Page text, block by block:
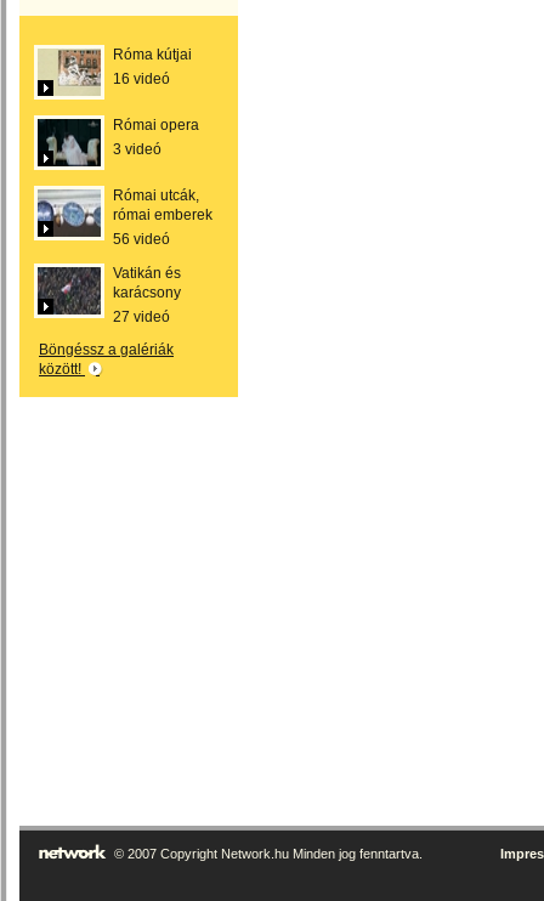
Róma kútjai
16 videó
Római opera
3 videó
Római utcák,
római emberek
56 videó
Vatikán és
karácsony
27 videó
Böngéssz a galériák
között!
© 2007 Copyright Network.hu Minden jog fenntartva.